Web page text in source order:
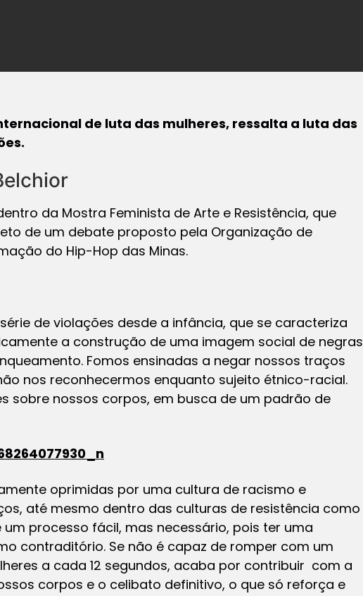
de luta das mulheres, ressalta a luta das
da Mostra Feminista de Arte e Resistência, que
de um debate proposto pela Organização de
do Hip-Hop das Minas.
de violações desde a infância, que se caracteriza
a construção de uma imagem social de negras
Fomos ensinadas a negar nossos traços
nos reconhecermos enquanto sujeito étnico-racial.
sobre nossos corpos, em busca de um padrão de
oprimidas por uma cultura de racismo e
até mesmo dentro das culturas de resistência como
processo fácil, mas necessário, pois ter uma
contraditório. Se não é capaz de romper com um
a cada 12 segundos, acaba por contribuir com a
corpos e o celibato definitivo, o que só reforça e